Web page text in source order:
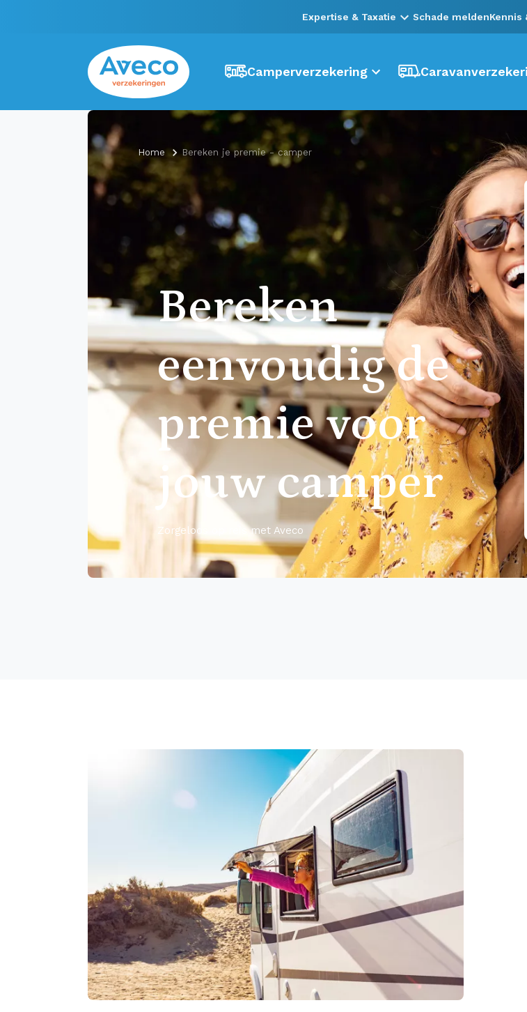
Expertise & Taxatie Schade meldenKennis
Camperverzekering
Home Bereken je premie - camper
Bereken
eenvoudig de
premie voor
jouw camper
Zorgeloos op reis met Aveco